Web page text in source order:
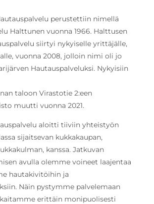
perustettiin nimellä
Halttunen vuonna 1966. Halttusen
siirtyi nykyiselle yrittäjälle,
vuonna 2008, jolloin nimi oli jo
Hautauspalveluksi. Nykyisiin
taloon Virastotie 2:een
muutti vuonna 2021.
aloitti tiiviin yhteistyön
sijaitsevan kukkakaupan,
kanssa. Jatkuvan
avulla olemme voineet laajentaa
hautakivitöihin ja
Näin pystymme palvelemaan
erittäin monipuolisesti